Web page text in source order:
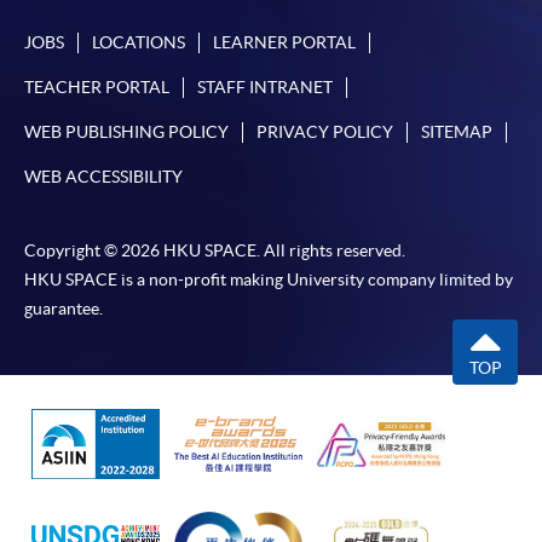
JOBS LOCATIONS LEARNER PORTAL
TEACHER PORTAL STAFF INTRANET
WEB PUBLISHING POLICY PRIVACY POLICY SITEMAP
WEB ACCESSIBILITY
Copyright © 2026 HKU SPACE. All rights reserved.
HKU SPACE is a non-profit making University company limited by
guarantee.
TOP